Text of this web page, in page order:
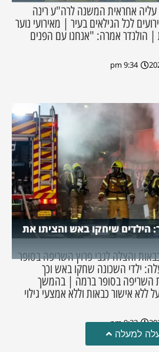
אחראית המשנה לרה"ע רינה
לכל הגילאים בעיר | מאירועי נוער
| הולנדר אמרה: "אנחנו עם הפנים
9:34 pm
הילדים שיחקו באש והציתו את
והצלה לגבי פרוץ השריפה בסופר
ילדי השכונה שחקו באש וכך
השריפה בסופר ברמה | בהמשך
אישור כבאות וללא אמצעי גילוי
9:33 pm
למעלה